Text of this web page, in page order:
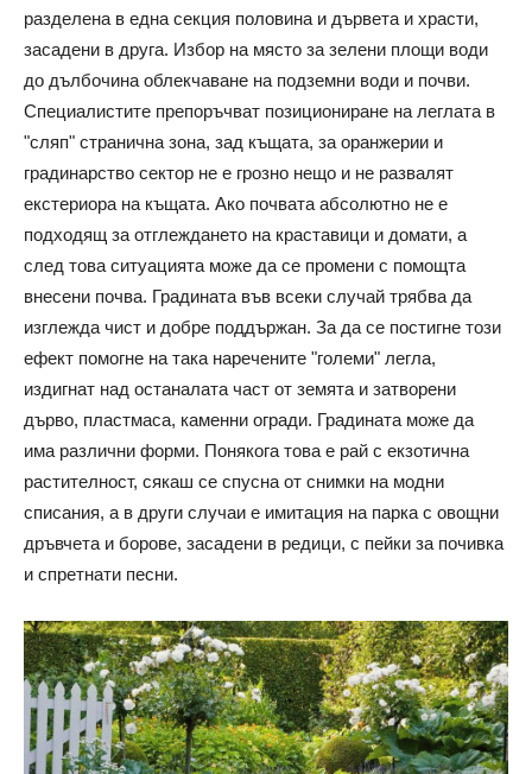
разделена в една секция половина и дървета и храсти,
засадени в друга. Избор на място за зелени площи води
до дълбочина облекчаване на подземни води и почви.
Специалистите препоръчват позициониране на леглата в
"сляп" странична зона, зад къщата, за оранжерии и
градинарство сектор не е грозно нещо и не развалят
екстериора на къщата. Ако почвата абсолютно не е
подходящ за отглеждането на краставици и домати, а
след това ситуацията може да се промени с помощта
внесени почва. Градината във всеки случай трябва да
изглежда чист и добре поддържан. За да се постигне този
ефект помогне на така наречените "големи" легла,
издигнат над останалата част от земята и затворени
дърво, пластмаса, каменни огради. Градината може да
има различни форми. Понякога това е рай с екзотична
растителност, сякаш се спусна от снимки на модни
списания, а в други случаи е имитация на парка с овощни
дръвчета и борове, засадени в редици, с пейки за почивка
и спретнати песни.